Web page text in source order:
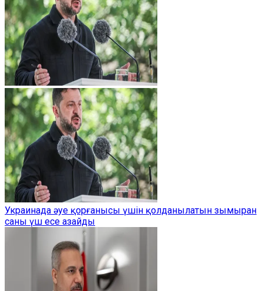
Украинада әуе қорғанысы үшін қолданылатын зымыран
саны үш есе азайды